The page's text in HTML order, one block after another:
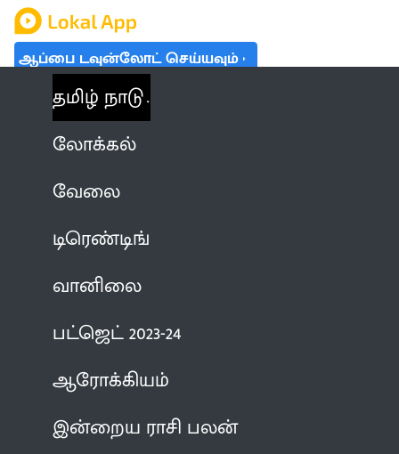
ஆப்பை டவுன்லோட் செய்யவும்
தமிழ் நாடு
லோக்கல்
வேலை
டிரெண்டிங்
வானிலை
பட்ஜெட் 2023-24
ஆரோக்கியம்
இன்றைய ராசி பலன்